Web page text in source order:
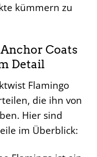
kümmern zu
Coats
Detail
Flamingo
die ihn von
Hier sind
im Überblick: